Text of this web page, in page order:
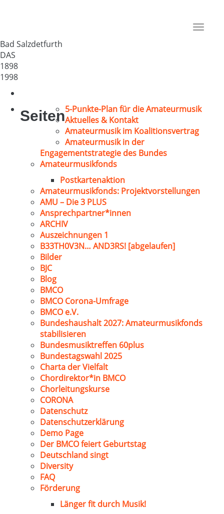
Toggle
Bad Salzdetfurth
DAS
1898
1998
Seiten5-Punkte-Plan für die Amateurmusik
Aktuelles & Kontakt
Amateurmusik im Koalitionsvertrag
Amateurmusik in der
Engagementstrategie des Bundes
Amateurmusikfonds
Postkartenaktion
Amateurmusikfonds: Projektvorstellungen
AMU – Die 3 PLUS
Ansprechpartner*innen
ARCHIV
Auszeichnungen 1
B33TH0V3N… AND3RS! [abgelaufen]
Bilder
BJC
Blog
BMCO
BMCO Corona-Umfrage
BMCO e.V.
Bundeshaushalt 2027: Amateurmusikfonds
stabilisieren
Bundesmusiktreffen 60plus
Bundestagswahl 2025
Charta der Vielfalt
Chordirektor*in BMCO
Chorleitungskurse
CORONA
Datenschutz
Datenschutzerklärung
Demo Page
Der BMCO feiert Geburtstag
Deutschland singt
Diversity
FAQ
Förderung
Länger fit durch Musik!